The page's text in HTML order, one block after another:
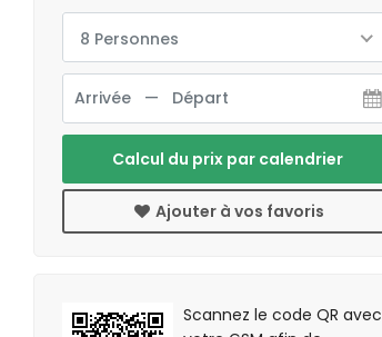
8 Personnes
Calcul du prix par calendrier
Ajouter à vos favoris
Scannez le code QR avec